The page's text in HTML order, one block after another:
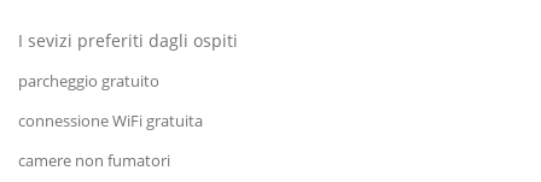
I sevizi preferiti dagli ospiti
parcheggio gratuito
connessione WiFi gratuita
camere non fumatori